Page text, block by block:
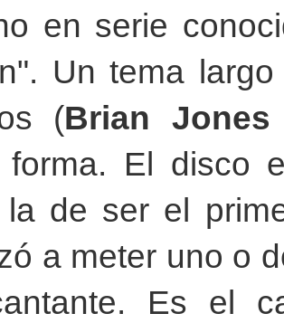
en serie
Un tema
(Brian
forma. El disco
la de ser el
a meter uno o
Es el